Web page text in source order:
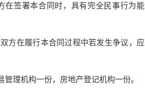
在签署本合同时，具有完全民事行为能
方在履行本合同过程中若发生争议，应
理机构一份，房地产登记机构一份。